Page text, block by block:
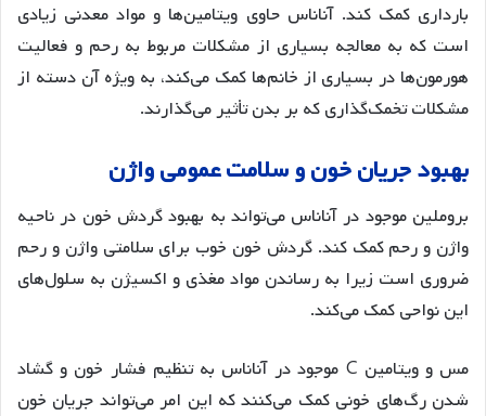
بارداری کمک کند. آناناس حاوی ویتامین‌ها و مواد معدنی زیادی
است که به معالجه بسیاری از مشکلات مربوط به رحم و فعالیت
هورمون‌ها در بسیاری از خانم‌ها کمک می‌کند، به ویژه آن دسته از
مشکلات تخمک‌گذاری که بر بدن تأثیر می‌گذارند.
بهبودجریانخونوسلامتعمومیواژن
بروملین موجود در آناناس می‌تواند به بهبود گردش خون در ناحیه
واژن و رحم کمک کند. گردش خون خوب برای سلامتی واژن و رحم
ضروری است زیرا به رساندن مواد مغذی و اکسیژن به سلول‌های
این نواحی کمک می‌کند.
مس و ویتامین C موجود در آناناس به تنظیم فشار خون و گشاد
شدن رگ‌های خونی کمک می‌کنند که این امر می‌تواند جریان خون